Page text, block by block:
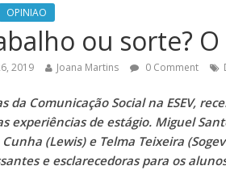
OPINIAO
ou sorte?
2019 Joana Martins 0 Comment
da Comunicação Social na ESEV,
experiências de estágio. Miguel
Cunha (Lewis) e Telma Teixeira
e esclarecedoras para os